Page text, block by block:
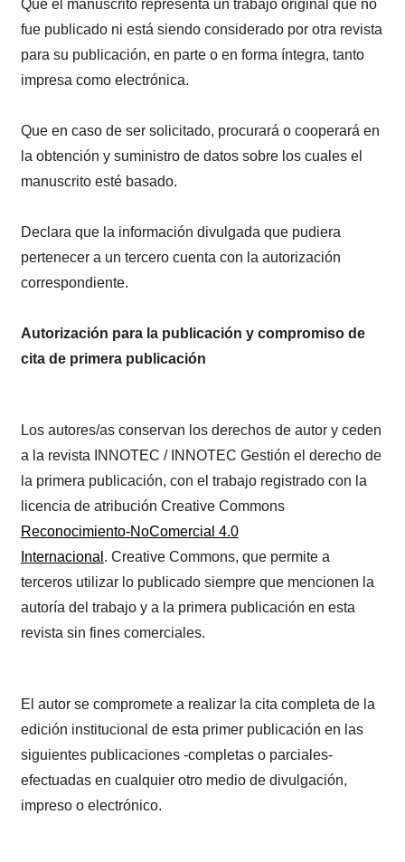
Que el manuscrito representa un trabajo original que no
fue publicado ni está siendo considerado por otra revista
para su publicación, en parte o en forma íntegra, tanto
impresa como electrónica.
Que en caso de ser solicitado, procurará o cooperará en
la obtención y suministro de datos sobre los cuales el
manuscrito esté basado.
Declara que la información divulgada que pudiera
pertenecer a un tercero cuenta con la autorización
correspondiente.
Autorización para la publicación y compromiso de
cita de primera publicación
Los autores/as conservan los derechos de autor y ceden
a la revista INNOTEC / INNOTEC Gestión el derecho de
la primera publicación, con el trabajo registrado con la
licencia de atribución Creative Commons
Reconocimiento-NoComercial 4.0
Internacional . Creative Commons, que permite a
terceros utilizar lo publicado siempre que mencionen la
autoría del trabajo y a la primera publicación en esta
revista sin fines comerciales.
El autor se compromete a realizar la cita completa de la
edición institucional de esta primer publicación en las
siguientes publicaciones -completas o parciales-
efectuadas en cualquier otro medio de divulgación,
impreso o electrónico.